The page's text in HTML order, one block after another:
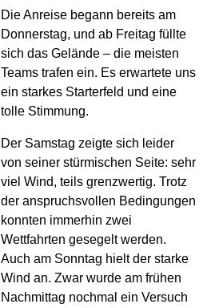
Die Anreise begann bereits am
Donnerstag, und ab Freitag füllte
sich das Gelände – die meisten
Teams trafen ein. Es erwartete uns
ein starkes Starterfeld und eine
tolle Stimmung.
Der Samstag zeigte sich leider
von seiner stürmischen Seite: sehr
viel Wind, teils grenzwertig. Trotz
der anspruchsvollen Bedingungen
konnten immerhin zwei
Wettfahrten gesegelt werden.
Auch am Sonntag hielt der starke
Wind an. Zwar wurde am frühen
Nachmittag nochmal ein Versuch